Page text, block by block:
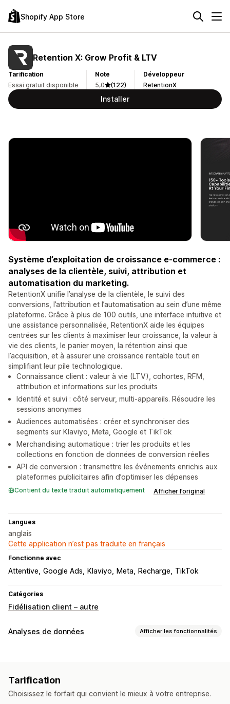
Shopify App Store
Retention X: Grow Profit & LTV
Tarification
Essai gratuit disponible
Note
5,0
(122)
Développeur
RetentionX
Installer
Système d’exploitation de croissance e-commerce :
analyses de la clientèle, suivi, attribution et
automatisation du marketing.
RetentionX unifie l’analyse de la clientèle, le suivi des
conversions, l’attribution et l’automatisation au sein d’une même
plateforme. Grâce à plus de 100 outils, une interface intuitive et
une assistance personnalisée, RetentionX aide les équipes
centrées sur les clients à maximiser leur croissance, la valeur à
vie des clients, le panier moyen, la rétention ainsi que
l’acquisition, et à assurer une croissance rentable tout en
simplifiant leur pile technologique.
Connaissance client : valeur à vie (LTV), cohortes, RFM,
attribution et informations sur les produits
Identité et suivi : côté serveur, multi-appareils. Résoudre les
sessions anonymes
Audiences automatisées : créer et synchroniser des
segments sur Klaviyo, Meta, Google et TikTok
Merchandising automatique : trier les produits et les
collections en fonction de données de conversion réelles
API de conversion : transmettre les événements enrichis aux
plateformes publicitaires afin d’optimiser les dépenses
Contient du texte traduit automatiquement Afficher l’original
Langues
anglais
Cette application n’est pas traduite en français
Fonctionne avec
Attentive Google Ads Klaviyo Meta Recharge TikTok
Catégories
Fidélisation client – autre
Analyses de données Afficher les fonctionnalités
Suivi de l’événement
Valeur vie client (LTV) Analyse de la fidélité
Tarification
Choisissez le forfait qui convient le mieux à votre entreprise.